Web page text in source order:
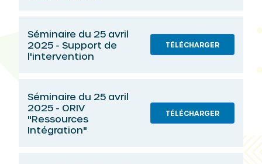
Séminaire du 25 avril
2025 - Support de
l'intervention
TÉLÉCHARGER
Séminaire du 25 avril
2025 - ORIV
"Ressources
Intégration"
TÉLÉCHARGER